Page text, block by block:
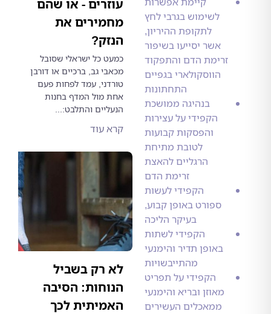
לשימוש בגרבי לחץ
לתקופת ההיריון,
אשר יסייעו בשיפור
זרימת הדם והתפקוד
הווסקולארי בגפיים
התחתונות
בנהיגה ממושכת
הקפידי על עצירות
והפסקות קבועות
לטובת מתיחת
הרגליים להאצת
זרימת הדם
הקפידי לעשות
ספורט באופן קבוע,
בעיקר הליכה
הקפידי לשתות
באופן תדיר והימנעי
מהתייבשויות
הקפידי על תפריט
מאוזן ובריא והימנעי
ממאכלים העשירים
עוזרים - או שהם
מחמירים את
הנזק?
כמעט כל ישראלי שסובל
מכאבי גב, ברכיים או דורבן
טורדני, עמד לפחות פעם
אחת מול המדף בחנות
הנעליים והתלבט:...
קרא עוד
לא רק בשביל
הנוחות: הסיבה
האמיתית לכך